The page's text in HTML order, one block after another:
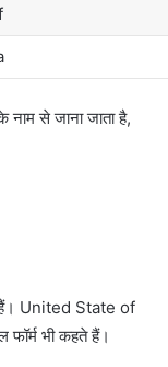
से जाना जाता है,
हैं। United State of
फॉर्म भी कहते हैं।